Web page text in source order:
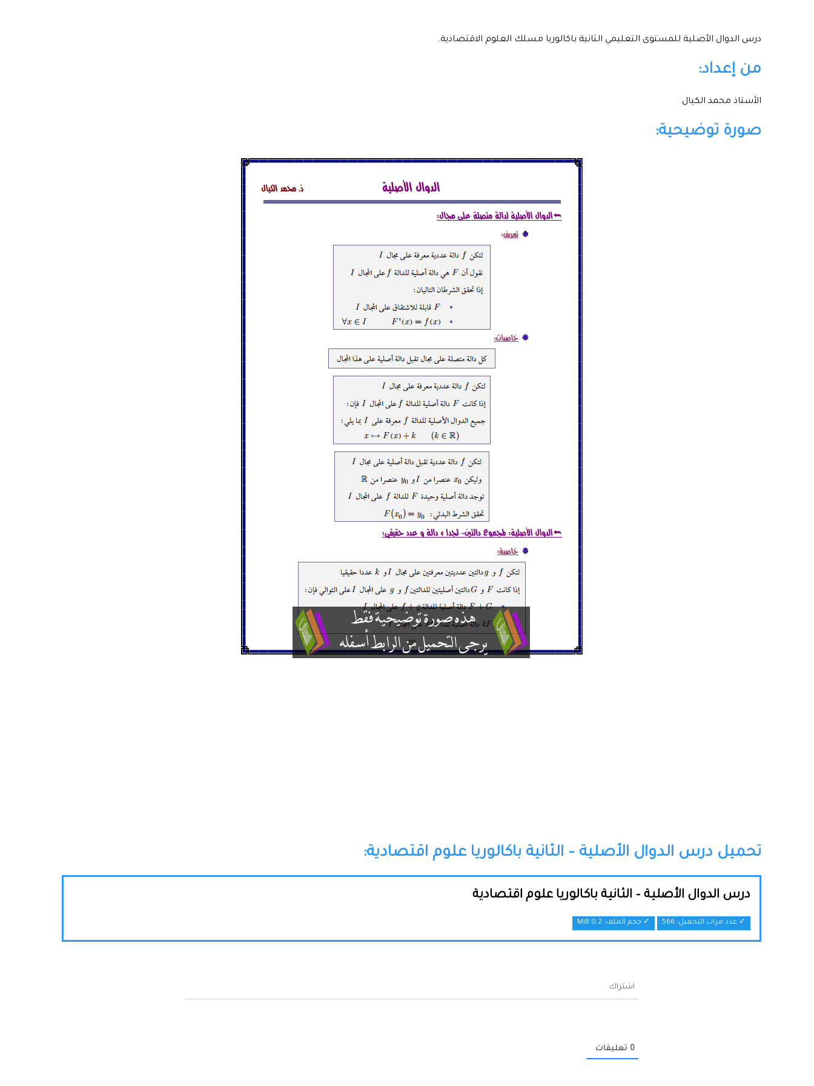
درس الدوال الأصلية للمستوى التعليمي الثانية باكالوريا مسلك العلوم الاقتصادية.
من إعداد:
الأستاذ محمد الكيال
صورة توضيحية:
تحميل درس الدوال الأصلية – الثانية باكالوريا علوم اقتصادية:
درس الدوال الأصلية – الثانية باكالوريا علوم اقتصادية
✓ عدد مرات التحميل: 566 ✓ حجم الملف: 0.2 MiB
اشتراك
0 تعليقات